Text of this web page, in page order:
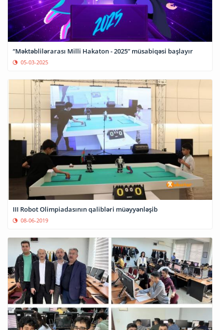
“Məktəblilərarası Milli Hakaton - 2025” müsabiqəsi başlayır
05-03-2025
III Robot Olimpiadasının qalibləri müəyyənləşib
08-06-2019